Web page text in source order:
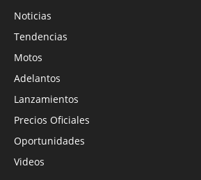
Noticias
Tendencias
Motos
Adelantos
Lanzamientos
Precios Oficiales
Oportunidades
Videos